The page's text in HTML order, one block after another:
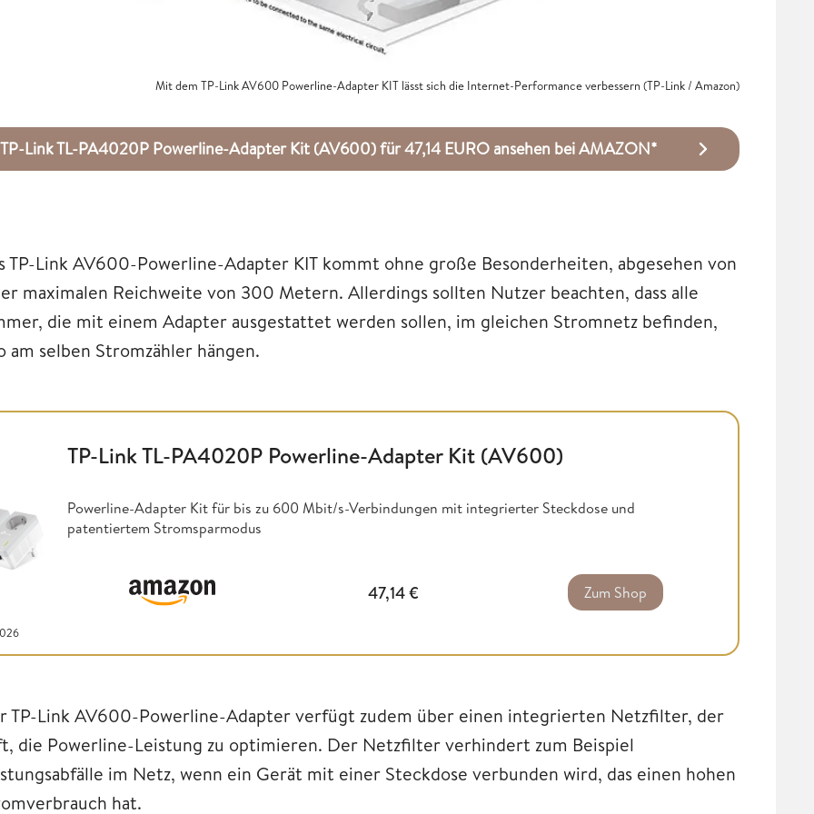
Mit dem TP-Link AV600 Powerline-Adapter KIT lässt sich die Internet-Performance verbessern (TP-Link / Amazon)
TP-Link TL-PA4020P Powerline-Adapter Kit (AV600) für 47,14 EURO ansehen bei AMAZON*
TP-Link AV600-Powerline-Adapter KIT kommt ohne große Besonderheiten, abgesehen von
maximalen Reichweite von 300 Metern. Allerdings sollten Nutzer beachten, dass alle
die mit einem Adapter ausgestattet werden sollen, im gleichen Stromnetz befinden,
am selben Stromzähler hängen.
TP-Link TL-PA4020P Powerline-Adapter Kit (AV600)
Powerline-Adapter Kit für bis zu 600 Mbit/s-Verbindungen mit integrierter Steckdose und
patentiertem Stromsparmodus
47,14€ Zum Shop
TP-Link AV600-Powerline-Adapter verfügt zudem über einen integrierten Netzfilter, der
die Powerline-Leistung zu optimieren. Der Netzfilter verhindert zum Beispiel
im Netz, wenn ein Gerät mit einer Steckdose verbunden wird, das einen hohen
hat.